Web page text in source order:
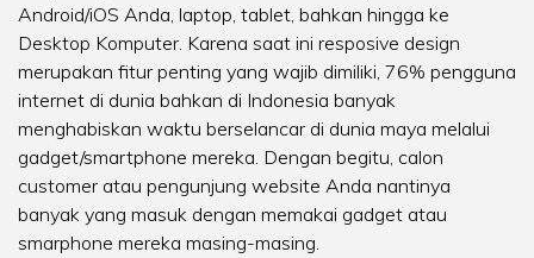
Android/iOS Anda, laptop, tablet, bahkan hingga ke
Desktop Komputer. Karena saat ini resposive design
merupakan fitur penting yang wajib dimiliki, 76% pengguna
internet di dunia bahkan di Indonesia banyak
menghabiskan waktu berselancar di dunia maya melalui
gadget/smartphone mereka. Dengan begitu, calon
customer atau pengunjung website Anda nantinya
banyak yang masuk dengan memakai gadget atau
smarphone mereka masing-masing.